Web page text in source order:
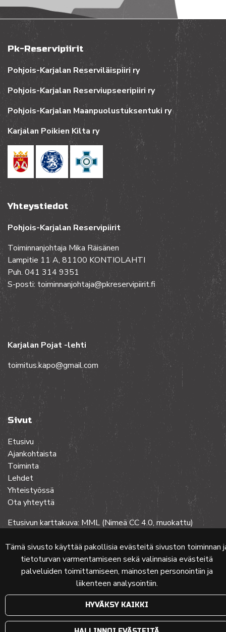
Tämä sivusto käyttää pakollisia evästeitä sivuston toiminnan
tietoturvan varmentamiseen sekä valinnaisia evästeitä
palveluiden toimittamiseen, mainosten personointiin ja
liikenteen analysointiin.
HYVÄKSY KAIKKI
Pk-Reservipiirit
Pohjois-Karjalan Reserviläispiiri ry
Pohjois-Karjalan Reserviupseeripiiri ry
Pohjois-Karjalan Maanpuolustuksentuki ry
Karjalan Poikien Kilta ry
Yhteystiedot
Pohjois-Karjalan Reservipiirit
Toiminnanjohtaja Mika Räisänen
Lampitie 11 A, 81100 KONTIOLAHTI
Puh. 041 314 9351
S-posti: toiminnanjohtaja@pkreservipiirit.fi
Karjalan Pojat -lehti
toimitus.kapo@gmail.com
Sivut
Etusivu
Ajankohtaista
Toiminta
Lehdet
Yhteistyössä
Ota yhteyttä
Etusivun karttakuva: MML (Nimeä CC 4.0, muokattu)
© 2024 PKMT | VerkkosivuatFlow Oy